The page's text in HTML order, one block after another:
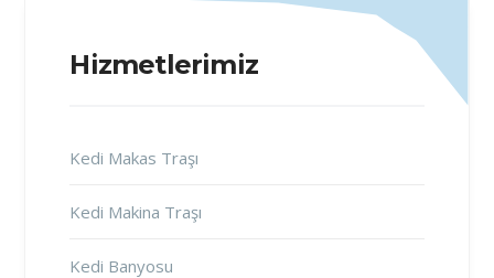
Hizmetlerimiz
Kedi Makas Traşı
Kedi Makina Traşı
Kedi Banyosu